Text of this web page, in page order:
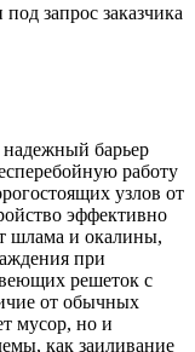
запрос заказчика
надежный барьер
работу
узлов от
эффективно
шлама и окалины,
при
решеток с
от обычных
мусор, но и
как заиливание